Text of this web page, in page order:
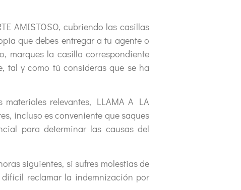
AMISTOSO, cubriendo las casillas
que debes entregar a tu agente o
marques la casilla correspondiente
tal y como tú consideras que se ha
materiales relevantes, LLAMA A LA
incluso es conveniente que saques
para determinar las causas del
siguientes, si sufres molestias de
reclamar la indemnización por